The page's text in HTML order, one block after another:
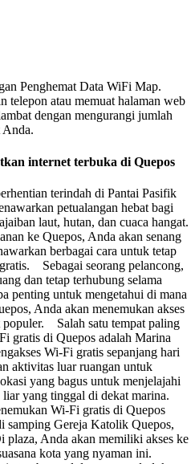
Penghemat Data WiFi Map.
telepon atau memuat halaman web
dengan mengurangi jumlah
Anda.
internet terbuka di Quepos
terindah di Pantai Pasifik
petualangan hebat bagi
laut, hutan, dan cuaca hangat.
ke Quepos, Anda akan senang
berbagai cara untuk tetap
Sebagai seorang pelancong,
dan tetap terhubung selama
penting untuk mengetahui di mana
Anda akan menemukan akses
populer. Salah satu tempat paling
gratis di Quepos adalah Marina
Wi-Fi gratis sepanjang hari
aktivitas luar ruangan untuk
yang bagus untuk menjelajahi
yang tinggal di dekat marina.
Wi-Fi gratis di Quepos
samping Gereja Katolik Quepos,
plaza, Anda akan memiliki akses ke
kota yang nyaman ini.